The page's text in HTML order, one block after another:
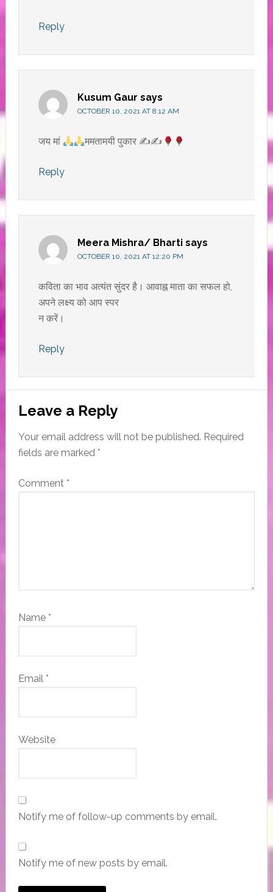
Reply
Kusum Gaur says
OCTOBER 10, 2021 AT 8:12 AM
जय मां ममतामयी पुकार ✍✍
Reply
Meera Mishra/ Bharti says
OCTOBER 10, 2021 AT 12:20 PM
कविता का भाव अत्यंत सुंदर है। आवाह्न माता का सफल हो,
अपने लक्ष्य को आप स्पर
न करें।
Reply
Leave a Reply
Your email address will not be published. Required
fields are marked *
Comment *
Name *
Email *
Website
Notify me of follow-up comments by email.
Notify me of new posts by email.